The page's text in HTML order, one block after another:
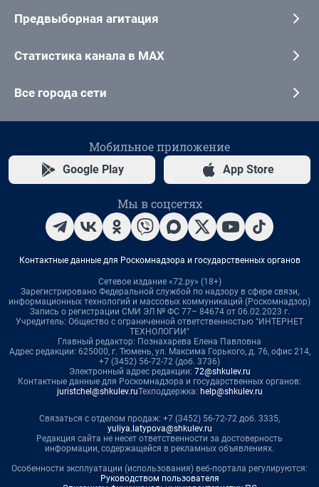
Предвыборная агитация
Статистика канала в MAX
Все города сети
Мобильное приложение
Google Play App Store
Мы в соцсетях
Контактные данные для Роскомнадзора и государственных органов
Сетевое издание «72.ру» (18+)
Зарегистрировано Федеральной службой по надзору в сфере связи,
информационных технологий и массовых коммуникаций (Роскомнадзор)
Запись о регистрации СМИ ЭЛ № ФС 77– 84674 от 06.02.2023 г.
Учредитель: Общество с ограниченной ответственностью "ИНТЕРНЕТ
ТЕХНОЛОГИИ"
Главный редактор: Познахарева Елена Павловна
Адрес редакции: 625000, г. Тюмень, ул. Максима Горького, д. 76, офис 214,
+7 (3452) 56-72-72 (доб. 3736)
Электронный адрес редакции: 72@shkulev.ru
Контактные данные для Роскомнадзора и государственных органов:
juristchel@shkulev.ruТехподдержка: help@shkulev.ru
Связаться с отделом продаж: +7 (3452) 56-72-72 доб. 3335,
yuliya.latypova@shkulev.ru
Редакция сайта не несет ответственности за достоверность
информации, содержащейся в рекламных объявлениях.
Особенности эксплуатации (использования) веб-портала регулируются:
Руководством пользователя